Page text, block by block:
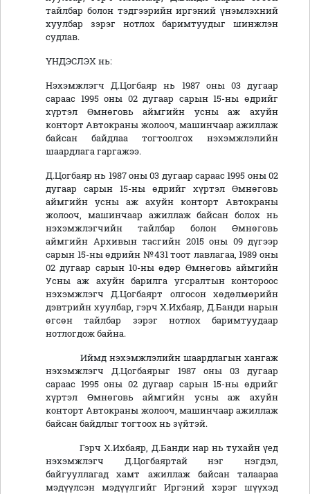
тайлбар болон тэдгээрийн иргэний үнэмлэхний
хуулбар зэрэг нотлох баримтуудыг шинжлэн
судлав.
ҮНДЭСЛЭХ нь:
Нэхэмжлэгч Д.Цогбаяр нь 1987 оны 03 дугаар
сараас 1995 оны 02 дугаар сарын 15-ны өдрийг
хүртэл Өмнөговь аймгийн усны аж ахуйн
конторт Автокраны жолооч, машинчаар ажиллаж
байсан байдлаа тогтоолгох нэхэмжлэлийн
шаардлага гаргажээ.
Д.Цогбаяр нь 1987 оны 03 дугаар сараас 1995 оны 02
дугаар сарын 15-ны өдрийг хүртэл Өмнөговь
аймгийн усны аж ахуйн конторт Автокраны
жолооч, машинчаар ажиллаж байсан болох нь
нэхэмжлэгчийн тайлбар болон Өмнөговь
аймгийн Архивын тасгийн 2015 оны 09 дүгээр
сарын 15-ны өдрийн №431 тоот лавлагаа, 1989 оны
02 дугаар сарын 10-ны өдөр Өмнөговь аймгийн
Усны аж ахуйн барилга угсралтын контороос
нэхэмжлэгч Д.Цогбаярт олгосон хөдөлмөрийн
дэвтрийн хуулбар, гэрч Х.Ихбаяр, Д.Банди нарын
өгсөн тайлбар зэрэг нотлох баримтуудаар
нотлогдож байна.
Иймд нэхэмжлэлийн шаардлагын хангаж
нэхэмжлэгч Д.Цогбаярыг 1987 оны 03 дугаар
сараас 1995 оны 02 дугаар сарын 15-ны өдрийг
хүртэл Өмнөговь аймгийн усны аж ахуйн
конторт Автокраны жолооч, машинчаар ажиллаж
байсан байдлыг тогтоох нь зүйтэй.
Гэрч Х.Ихбаяр, Д.Банди нар нь тухайн үед
нэхэмжлэгч Д.Цогбаяртай нэг нэгдэл,
байгууллагад хамт ажиллаж байсан талаараа
мэдүүлсэн мэдүүлгийг Иргэний хэрэг шүүхэд